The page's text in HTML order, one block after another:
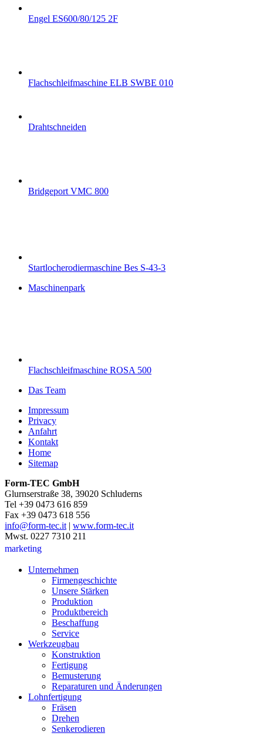
Engel ES600/80/125 2F
Flachschleifmaschine ELB SWBE 010
Drahtschneiden
Bridgeport VMC 800
Startlocherodiermaschine Bes S-43-3
Maschinenpark
Flachschleifmaschine ROSA 500
Das Team
Impressum
Privacy
Anfahrt
Kontakt
Home
Sitemap
Form-TEC GmbH
Glurnserstraße 38, 39020 Schluderns
Tel +39 0473 616 859
Fax +39 0473 618 556
info@form-tec.it | www.form-tec.it
Mwst. 0227 7310 211
marketing
Unternehmen
Firmengeschichte
Unsere Stärken
Produktion
Produktbereich
Beschaffung
Service
Werkzeugbau
Konstruktion
Fertigung
Bemusterung
Reparaturen und Änderungen
Lohnfertigung
Fräsen
Drehen
Senkerodieren